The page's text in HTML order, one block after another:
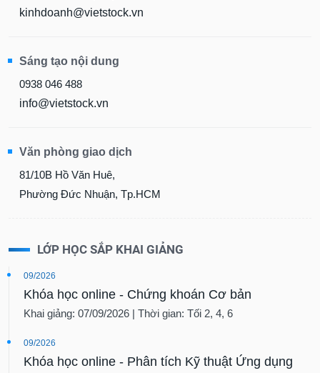
kinhdoanh@vietstock.vn
Sáng tạo nội dung
0938 046 488
info@vietstock.vn
Văn phòng giao dịch
81/10B Hồ Văn Huê,
Phường Đức Nhuận, Tp.HCM
LỚP HỌC SẮP KHAI GIẢNG
09/2026
Khóa học online - Chứng khoán Cơ bản
Khai giảng: 07/09/2026 | Thời gian: Tối 2, 4, 6
09/2026
Khóa học online - Phân tích Kỹ thuật Ứng dụng